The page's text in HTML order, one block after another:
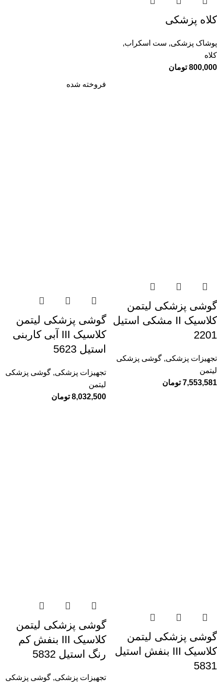
کلاه پزشکی
پوشاک پزشکی, ست اسکراب,
کلاه
800,000 تومان
گوشی پزشکی لیتمن
کلاسیک II مشکی استیل
2201
تجهیزات پزشکی, گوشی پزشکی
لیتمن
7,553,581 تومان
فروخته شده
گوشی پزشکی لیتمن
کلاسیک III آبی کاربنی
استیل 5623
تجهیزات پزشکی, گوشی پزشکی
لیتمن
8,032,500 تومان
گوشی پزشکی لیتمن
کلاسیک III بنفش استیل
5831
گوشی پزشکی لیتمن
کلاسیک III بنفش کم
رنگ استیل 5832
تجهیزات پزشکی, گوشی پزشکی